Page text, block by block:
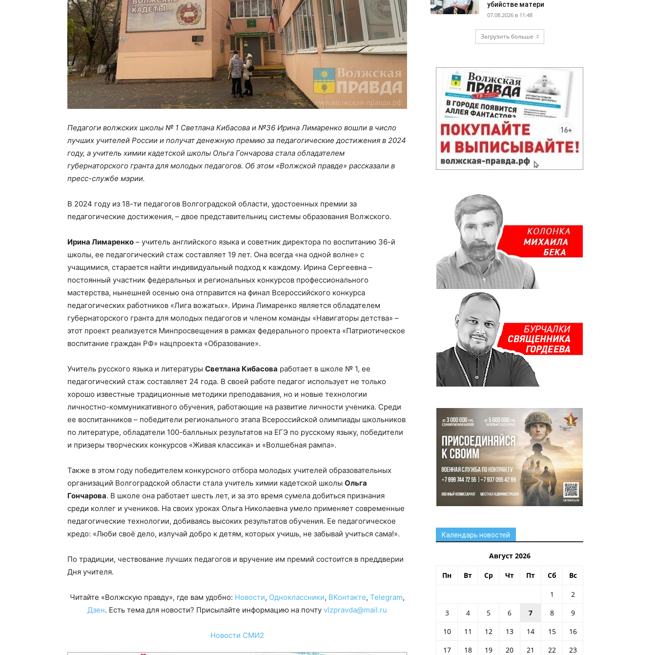
Педагоги волжских школы № 1 Светлана Кибасова и №36 Ирина Лимаренко вошли в число
лучших учителей России и получат денежную премию за педагогические достижения в 2024
году, а учитель химии кадетской школы Ольга Гончарова стала обладателем
губернаторского гранта для молодых педагогов. Об этом «Волжской правде» рассказали в
пресс-службе мэрии.
В 2024 году из 18-ти педагогов Волгоградской области, удостоенных премии за
педагогические достижения, – двое представительниц системы образования Волжского.
Ирина Лимаренко – учитель английского языка и советник директора по воспитанию 36-й
школы, ее педагогический стаж составляет 19 лет. Она всегда «на одной волне» с
учащимися, старается найти индивидуальный подход к каждому. Ирина Сергеевна –
постоянный участник федеральных и региональных конкурсов профессионального
мастерства, нынешней осенью она отправится на финал Всероссийского конкурса
педагогических работников «Лига вожатых». Ирина Лимаренко является обладателем
губернаторского гранта для молодых педагогов и членом команды «Навигаторы детства» –
этот проект реализуется Минпросвещения в рамках федерального проекта «Патриотическое
воспитание граждан РФ» нацпроекта «Образование».
Учитель русского языка и литературы Светлана Кибасова работает в школе № 1, ее
педагогический стаж составляет 24 года. В своей работе педагог использует не только
хорошо известные традиционные методики преподавания, но и новые технологии
личностно-коммуникативного обучения, работающие на развитие личности ученика. Среди
ее воспитанников – победители регионального этапа Всероссийской олимпиады школьников
по литературе, обладатели 100-балльных результатов на ЕГЭ по русскому языку, победители
и призеры творческих конкурсов «Живая классика» и «Волшебная рампа».
Также в этом году победителем конкурсного отбора молодых учителей образовательных
организаций Волгоградской области стала учитель химии кадетской школы Ольга
Гончарова. В школе она работает шесть лет, и за это время сумела добиться признания
среди коллег и учеников. На своих уроках Ольга Николаевна умело применяет современные
педагогические технологии, добиваясь высоких результатов обучения. Ее педагогическое
кредо: «Люби своё дело, излучай добро к детям, которых учишь, не забывай учиться сама!».
По традиции, чествование лучших педагогов и вручение им премий состоится в преддверии
Дня учителя.
Читайте «Волжскую правду», где вам удобно: Новости, Одноклассники, ВКонтакте, Telegram,
Дзен. Есть тема для новости? Присылайте информацию на почту vlzpravda@mail.ru
Новости СМИ2
убийстве матери
07.08.2026 в 11:48
Загрузить больше
Календарь новостей
Август 2026
Пн Вт Ср Чт Пт Сб Вс
1
2
3
4 5 6 7 8
9
10
11 12 13 14 15
16
17
18 19 20 21 22
23